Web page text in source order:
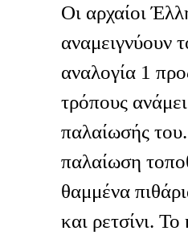
Οι αρχαίοι
αναμειγνύουν
αναλογία 1
τρόπους
παλαίωσής
παλαίωση
θαμμένα
και ρετσίνι. Το